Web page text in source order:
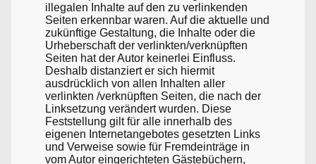
illegalen Inhalte auf den zu verlinkenden
Seiten erkennbar waren. Auf die aktuelle und
zukünftige Gestaltung, die Inhalte oder die
Urheberschaft der verlinkten/verknüpften
Seiten hat der Autor keinerlei Einfluss.
Deshalb distanziert er sich hiermit
ausdrücklich von allen Inhalten aller
verlinkten /verknüpften Seiten, die nach der
Linksetzung verändert wurden. Diese
Feststellung gilt für alle innerhalb des
eigenen Internetangebotes gesetzten Links
und Verweise sowie für Fremdeinträge in
vom Autor eingerichteten Gästebüchern,